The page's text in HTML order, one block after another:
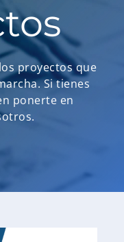
proyectos que
Si tienes
ponerte en